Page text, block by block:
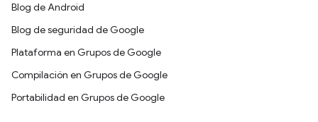
Blog de Android
Blog de seguridad de Google
Plataforma en Grupos de Google
Compilación en Grupos de Google
Portabilidad en Grupos de Google